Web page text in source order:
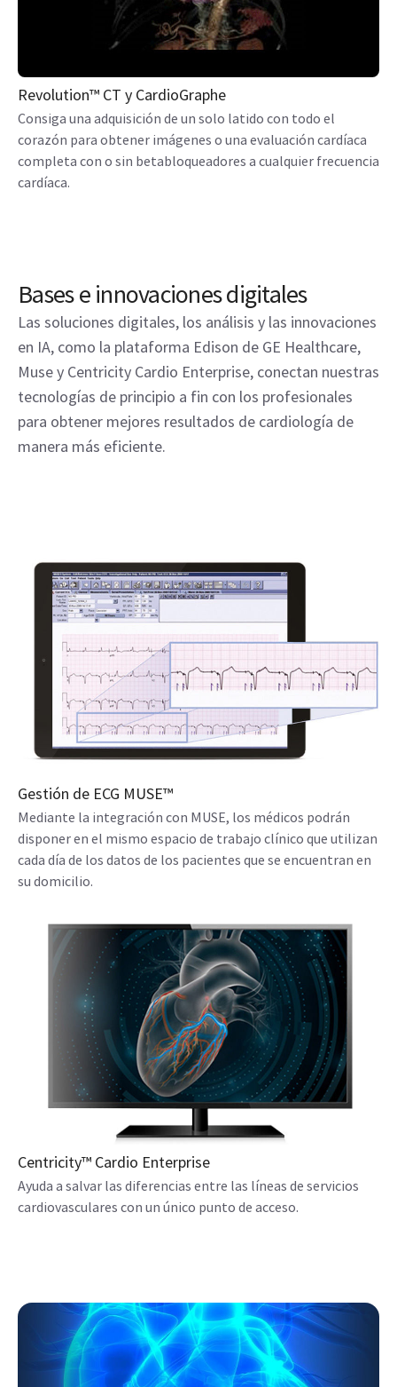
Revolution™ CT y CardioGraphe
Consiga una adquisición de un solo latido con todo el
corazón para obtener imágenes o una evaluación cardíaca
completa con o sin betabloqueadores a cualquier frecuencia
cardíaca.
Bases e innovaciones digitales
Las soluciones digitales, los análisis y las innovaciones
en IA, como la plataforma Edison de GE Healthcare,
Muse y Centricity Cardio Enterprise, conectan nuestras
tecnologías de principio a fin con los profesionales
para obtener mejores resultados de cardiología de
manera más eficiente.
Gestión de ECG MUSE™
Mediante la integración con MUSE, los médicos podrán
disponer en el mismo espacio de trabajo clínico que utilizan
cada día de los datos de los pacientes que se encuentran en
su domicilio.
Centricity™ Cardio Enterprise
Ayuda a salvar las diferencias entre las líneas de servicios
cardiovasculares con un único punto de acceso.